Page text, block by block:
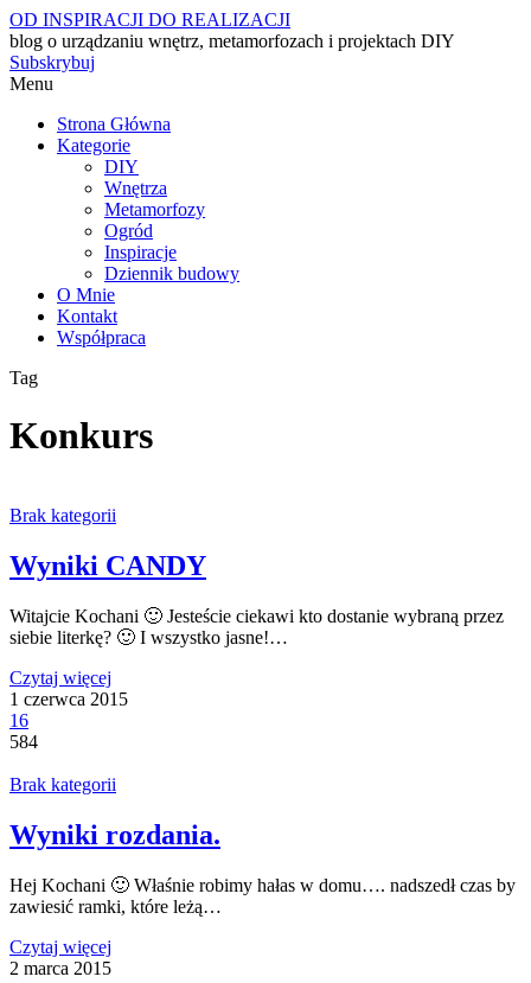
OD INSPIRACJI DO REALIZACJI
blog o urządzaniu wnętrz, metamorfozach i projektach DIY
Subskrybuj
Menu
Strona Główna
Kategorie
DIY
Wnętrza
Metamorfozy
Ogród
Inspiracje
Dziennik budowy
O Mnie
Kontakt
Współpraca
Tag
Konkurs
Brak kategorii
Wyniki CANDY
Witajcie Kochani 🙂 Jesteście ciekawi kto dostanie wybraną przez
siebie literkę? 🙂 I wszystko jasne!…
Czytaj więcej
1 czerwca 2015
16
584
Brak kategorii
Wyniki rozdania.
Hej Kochani 🙂 Właśnie robimy hałas w domu…. nadszedł czas by
zawiesić ramki, które leżą…
Czytaj więcej
2 marca 2015